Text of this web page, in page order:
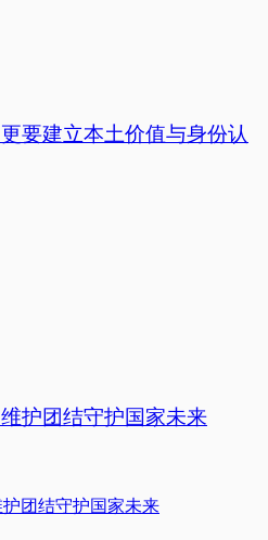
要建立本土价值与身份认
护团结守护国家未来